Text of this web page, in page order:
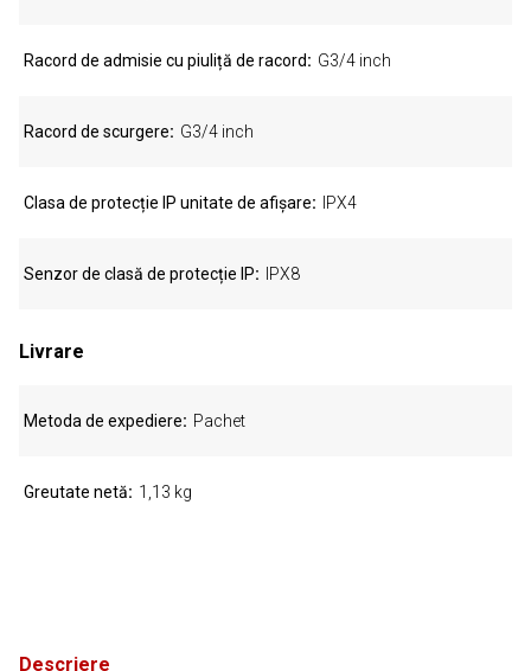
Descriere
Racord de admisie cu piuliță de racord G3/4 inch
Racord de scurgere G3/4 inch
Clasa de protecție IP unitate de afișare IPX4
Senzor de clasă de protecție IP IPX8
Livrare
Metoda de expediere Pachet
Greutate netă 1,13 kg